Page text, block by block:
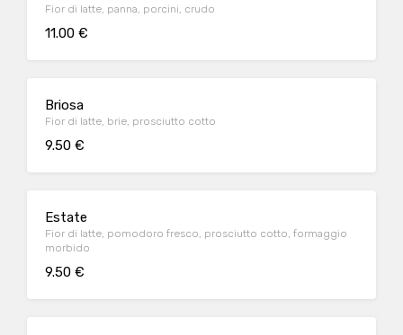
Fior di latte, panna, porcini, crudo
11.00 €
Briosa
Fior di latte, brie, prosciutto cotto
9.50 €
Estate
Fior di latte, pomodoro fresco, prosciutto cotto, formaggio
morbido
9.50 €